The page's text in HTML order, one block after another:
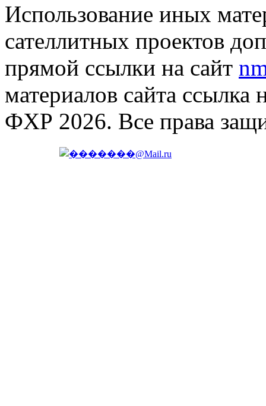
Использование иных
сателлитных проектов
прямой ссылки на сайт
материалов сайта ссылка
ФХР 2026. Все права